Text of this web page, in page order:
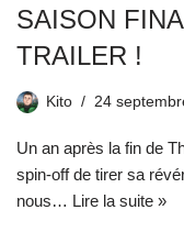
SAISON
TRAILER !
Kito 24
Un an après la fin de
spin-off de tirer sa
nous… Lire la suite »